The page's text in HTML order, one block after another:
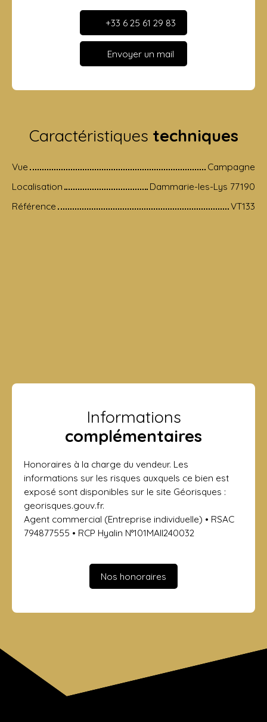
+33 6 25 61 29 83
Envoyer un mail
Caractéristiques techniques
Vue
Campagne
Localisation
Dammarie-les-Lys 77190
Référence
VT133
Informations
complémentaires
Honoraires à la charge du vendeur. Les
informations sur les risques auxquels ce bien est
exposé sont disponibles sur le site Géorisques :
georisques.gouv.fr.
Agent commercial (Entreprise individuelle) • RSAC
794877555 • RCP Hyalin N°101MAII240032
Nos honoraires